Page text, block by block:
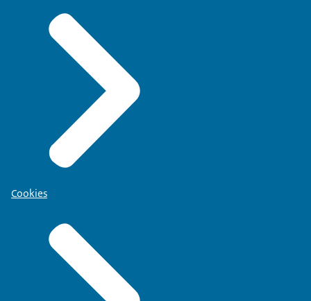
Cookies